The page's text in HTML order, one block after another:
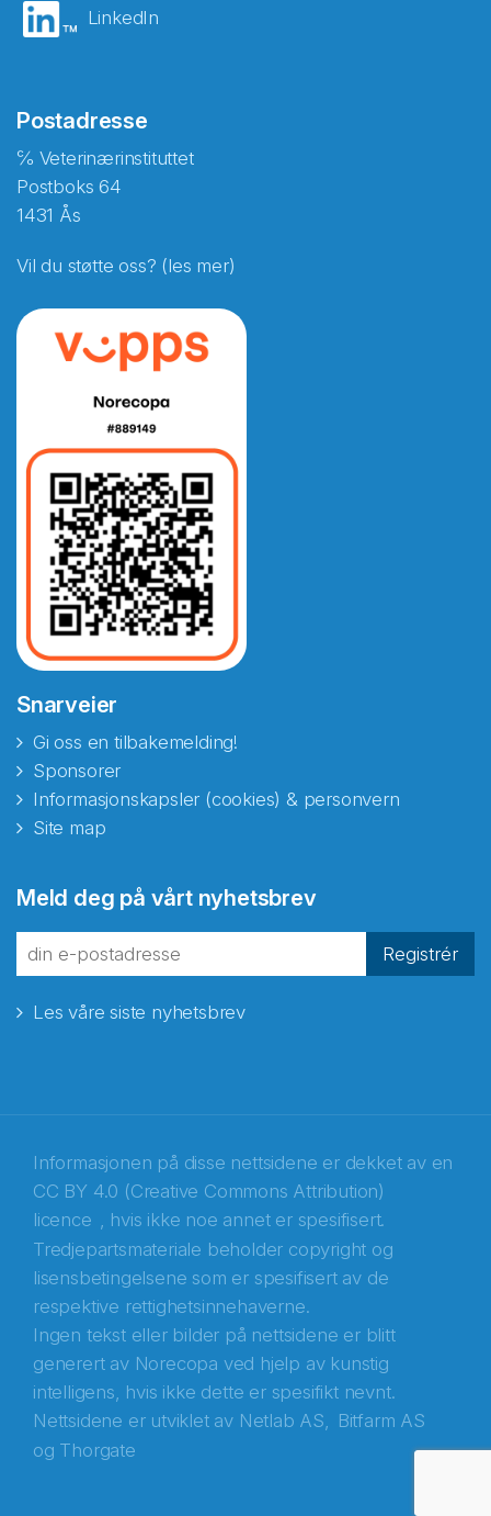
LinkedIn
Postadresse
℅ Veterinærinstituttet
Postboks 64
1431 Ås
Vil du støtte oss? (les mer)
Snarveier
Gi oss en tilbakemelding!
Sponsorer
Informasjonskapsler (cookies) & personvern
Site map
Meld deg på vårt nyhetsbrev
Registrér
Les våre siste nyhetsbrev
Informasjonen på disse nettsidene er dekket av en
CC BY 4.0 (Creative Commons Attribution)
licence , hvis ikke noe annet er spesifisert.
Tredjepartsmateriale beholder copyright og
lisensbetingelsene som er spesifisert av de
respektive rettighetsinnehaverne.
Ingen tekst eller bilder på nettsidene er blitt
generert av Norecopa ved hjelp av kunstig
intelligens, hvis ikke dette er spesifikt nevnt.
Nettsidene er utviklet av Netlab AS, Bitfarm AS
og Thorgate
Abonnér på nyhetsbrevene fra Norecopa
E-post*
Recaptcha